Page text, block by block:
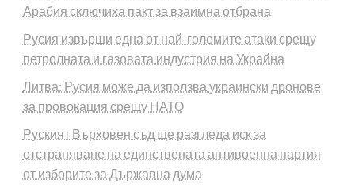
Арабия сключиха пакт за взаимна отбрана
Русия извърши една от най-големите атаки срещу
петролната и газовата индустрия на Украйна
Литва: Русия може да използва украински дронове
за провокация срещу НАТО
Руският Върховен съд ще разгледа иск за
отстраняване на единствената антивоенна партия
от изборите за Държавна дума